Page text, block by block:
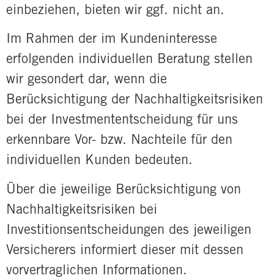
einbeziehen, bieten wir ggf. nicht an.
Im Rahmen der im Kundeninteresse
erfolgenden individuellen Beratung stellen
wir gesondert dar, wenn die
Berücksichtigung der Nachhaltigkeitsrisiken
bei der Investmententscheidung für uns
erkennbare Vor- bzw. Nachteile für den
individuellen Kunden bedeuten.
Über die jeweilige Berücksichtigung von
Nachhaltigkeitsrisiken bei
Investitionsentscheidungen des jeweiligen
Versicherers informiert dieser mit dessen
vorvertraglichen Informationen.